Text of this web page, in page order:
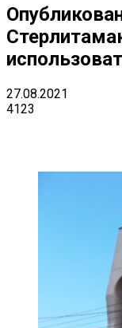
27.08.2021
4123